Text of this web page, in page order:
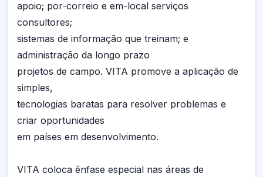
apoio; por-correio e em-local serviços
consultores;
sistemas de informação que treinam; e
administração da longo prazo
projetos de campo. VITA promove a aplicação de
simples,
tecnologias baratas para resolver problemas e
criar oportunidades
em países em desenvolvimento.
VITA coloca ênfase especial nas áreas de